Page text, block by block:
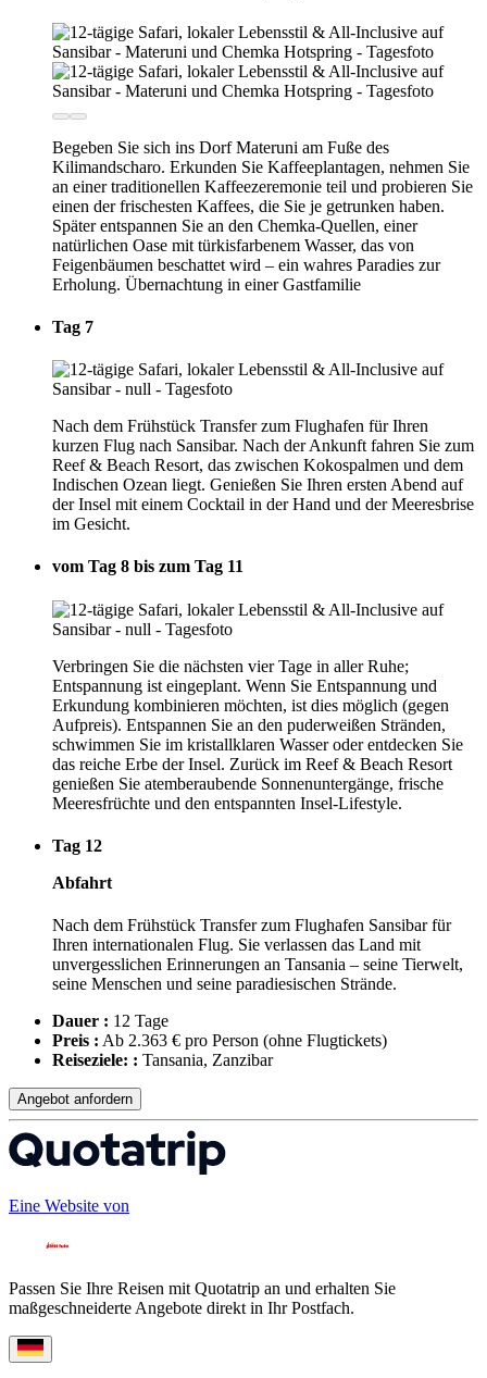
Begeben Sie sich ins Dorf Materuni am Fuße des
Kilimandscharo. Erkunden Sie Kaffeeplantagen, nehmen Sie
an einer traditionellen Kaffeezeremonie teil und probieren Sie
einen der frischesten Kaffees, die Sie je getrunken haben.
Später entspannen Sie an den Chemka-Quellen, einer
natürlichen Oase mit türkisfarbenem Wasser, das von
Feigenbäumen beschattet wird – ein wahres Paradies zur
Erholung. Übernachtung in einer Gastfamilie
Tag 7
Nach dem Frühstück Transfer zum Flughafen für Ihren
kurzen Flug nach Sansibar. Nach der Ankunft fahren Sie zum
Reef & Beach Resort, das zwischen Kokospalmen und dem
Indischen Ozean liegt. Genießen Sie Ihren ersten Abend auf
der Insel mit einem Cocktail in der Hand und der Meeresbrise
im Gesicht.
vom Tag 8 bis zum Tag 11
Verbringen Sie die nächsten vier Tage in aller Ruhe;
Entspannung ist eingeplant. Wenn Sie Entspannung und
Erkundung kombinieren möchten, ist dies möglich (gegen
Aufpreis). Entspannen Sie an den puderweißen Stränden,
schwimmen Sie im kristallklaren Wasser oder entdecken Sie
das reiche Erbe der Insel. Zurück im Reef & Beach Resort
genießen Sie atemberaubende Sonnenuntergänge, frische
Meeresfrüchte und den entspannten Insel-Lifestyle.
Tag 12
Abfahrt
Nach dem Frühstück Transfer zum Flughafen Sansibar für
Ihren internationalen Flug. Sie verlassen das Land mit
unvergesslichen Erinnerungen an Tansania – seine Tierwelt,
seine Menschen und seine paradiesischen Strände.
Dauer : 12 Tage
Preis : Ab 2.363 € pro Person (ohne Flugtickets)
Reiseziele: : Tansania, Zanzibar
Angebot anfordern
Eine Website von
Passen Sie Ihre Reisen mit Quotatrip an und erhalten Sie
maßgeschneiderte Angebote direkt in Ihr Postfach.